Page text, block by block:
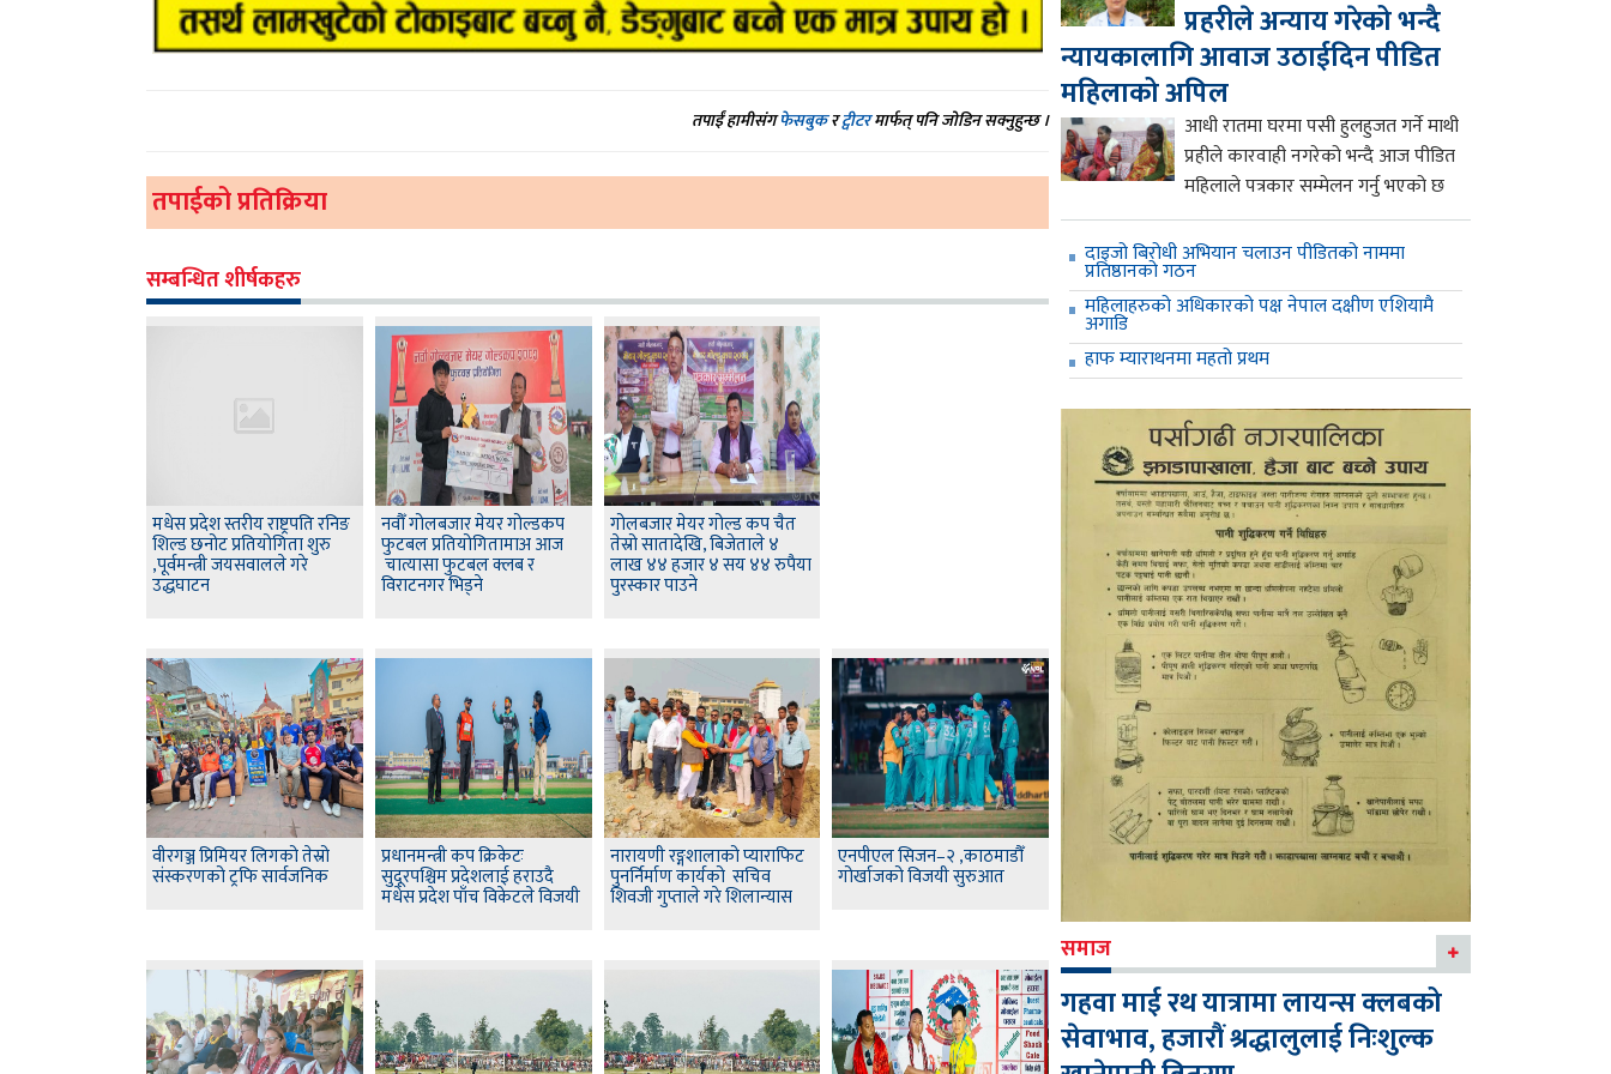
तपाईं हामीसंगफेसबुकरट्वीटरमार्फत् पनि जोडिन सक्नुहुन्छ ।
तपाईको प्रतिक्रिया
सम्बन्धित शीर्षकहरु
मधेस प्रदेश स्तरीय राष्ट्रपति रनिङ
शिल्ड छनोट प्रतियोगिता शुरु
,पूर्वमन्त्री जयसवालले गरे
उद्धघाटन
नवौँ गोलबजार मेयर गोल्डकप
फुटबल प्रतियोगितामाअ आज
चात्यासा फुटबल क्लब र
विराटनगर भिड्ने
गोलबजार मेयर गोल्ड कप चैत
तेस्रो सातादेखि, बिजेताले ४
लाख ४४ हजार ४ सय ४४ रुपैया
पुरस्कार पाउने
वीरगञ्ज प्रिमियर लिगको तेस्रो
संस्करणको ट्रफि सार्वजनिक
प्रधानमन्त्री कप क्रिकेटः
सुदूरपश्चिम प्रदेशलाई हराउदै
मधेस प्रदेश पाँच विकेटले विजयी
नारायणी रङ्गशालाको प्याराफिट
पुनर्निर्माण कार्यको सचिव
शिवजी गुप्ताले गरे शिलान्यास
एनपीएल सिजन–२ ,काठमाडौँ
गोर्खाजको विजयी सुरुआत
प्रहरीले अन्याय गरेको भन्दै
न्यायकालागि आवाज उठाईदिन पीडित
महिलाको अपिल
आधी रातमा घरमा पसी हुलहुजत गर्ने माथी
प्रहीले कारवाही नगरेको भन्दै आज पीडित
महिलाले पत्रकार सम्मेलन गर्नु भएको छ
दाइजो बिरोधी अभियान चलाउन पीडितको नाममा
प्रतिष्ठानको गठन
महिलाहरुको अधिकारको पक्ष नेपाल दक्षीण एशियामै
अगाडि
हाफ म्याराथनमा महतो प्रथम
समाज
गहवा माई रथ यात्रामा लायन्स क्लबको
सेवाभाव, हजारौं श्रद्धालुलाई निःशुल्क